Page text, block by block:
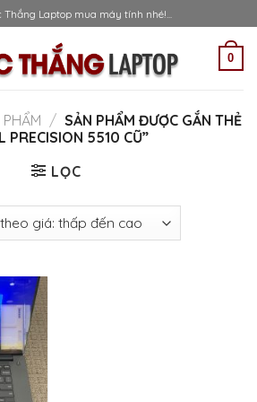
Laptop mua máy tính nhé!...
0
/ SẢN PHẨM ĐƯỢC GẮN THẺ
PRECISION 5510 CŨ”
LỌC